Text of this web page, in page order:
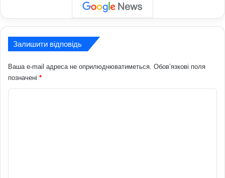
Залишити відповідь
Ваша e-mail адреса не оприлюднюватиметься. Обов’язкові поля
позначені *